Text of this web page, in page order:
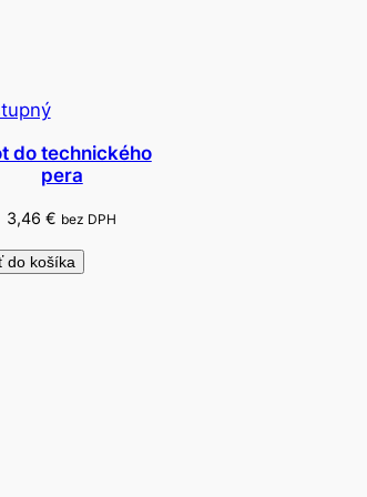
do technického
pera
3,46€ bez DPH
do košíka